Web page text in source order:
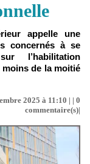
appelle une
concernés à se
l’habilitation
de la moitié
2025 à 11:10 | | 0
commentaire(s)|